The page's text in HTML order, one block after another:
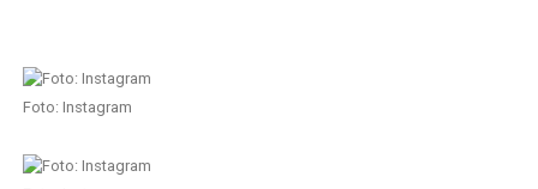
Foto: Instagram